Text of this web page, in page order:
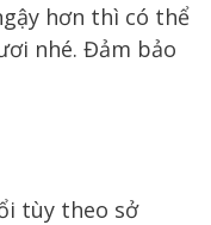
hơn thì có thể
nhé. Đảm bảo
tùy theo sở